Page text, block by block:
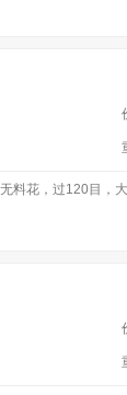
料花，过120目，